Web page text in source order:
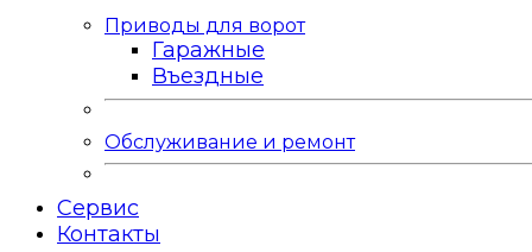
Приводы для ворот
Гаражные
Въездные
Обслуживание и ремонт
Сервис
Контакты